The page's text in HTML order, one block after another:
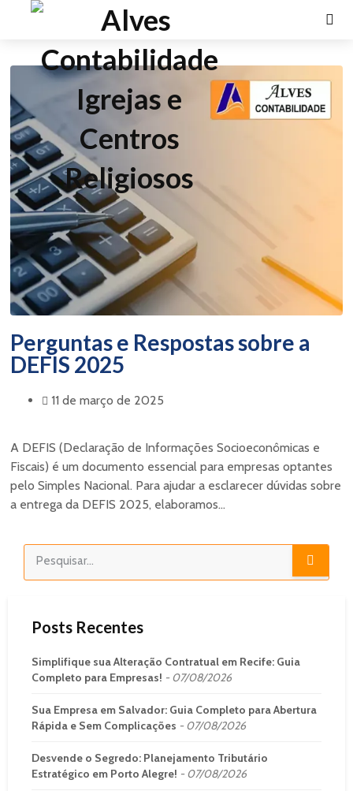
Perguntas e Respostas sobre a
DEFIS 2025
11 de março de 2025
A DEFIS (Declaração de Informações Socioeconômicas e
Fiscais) é um documento essencial para empresas optantes
pelo Simples Nacional. Para ajudar a esclarecer dúvidas sobre
a entrega da DEFIS 2025, elaboramos...
Posts Recentes
Simplifique sua Alteração Contratual em Recife: Guia
Completo para Empresas!
07/08/2026
Sua Empresa em Salvador: Guia Completo para Abertura
Rápida e Sem Complicações
07/08/2026
Desvende o Segredo: Planejamento Tributário
Estratégico em Porto Alegre!
07/08/2026